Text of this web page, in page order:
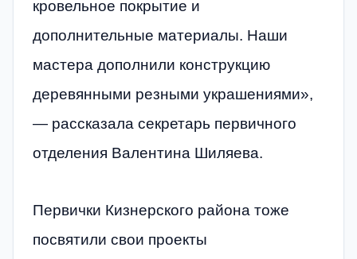
кровельное покрытие и
дополнительные материалы. Наши
мастера дополнили конструкцию
деревянными резными украшениями»,
— рассказала секретарь первичного
отделения Валентина Шиляева.
Первички Кизнерского района тоже
посвятили свои проекты